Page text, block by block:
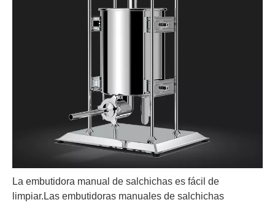
La embutidora manual de salchichas es fácil de
limpiar.Las embutidoras manuales de salchichas